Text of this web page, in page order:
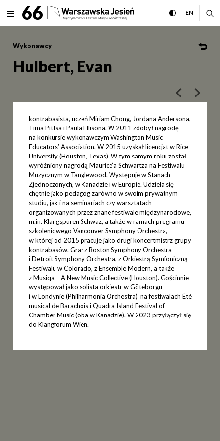
Hulbert, Evan
rozwiń menu
MENU66 przełącz
ENCHANGE
Wykonawcy
Hulbert, Evan
poprzedni
kontrabasista, uczeń Miriam Chong, Jordana Andersona,
Tima Pittsa i Paula Ellisona. W 2011 zdobył nagrodę
na konkursie wykonawczym Washington Music
Educators’ Association. W 2015 uzyskał licencjat w Rice
University (Houston, Texas). W tym samym roku został
wyróżniony nagrodą Maurice’a Schwartza na Festiwalu
Muzycznym w Tanglewood. Występuje w Stanach
Zjednoczonych, w Kanadzie i w Europie. Udziela się
chętnie jako pedagog zarówno w swoim prywatnym
studiu, jak i na seminariach czy warsztatach
organizowanych przez znane festiwale międzynarodowe,
m.in. Klangspuren Schwaz, a także w ramach programu
szkoleniowego Vancouver Symphony Orchestra,
w której od 2015 pracuje jako drugi koncertmistrz grupy
kontrabasów. Grał z Boston Symphony Orchestra
i Detroit Symphony Orchestra, z Orkiestrą Symfoniczną
Festiwalu w Colorado, z Ensemble Modern, a także
z Musiqa – A New Music Collective (Houston). Gościnnie
występował jako solista orkiestr w Göteborgu
i w Londynie (Philharmonia Orchestra), na festiwalach Été
musical de Barachois i Quadra Island Festival of
Chamber Music (oba w Kanadzie). W 2023 przyłączył się
do Klangforum Wien.